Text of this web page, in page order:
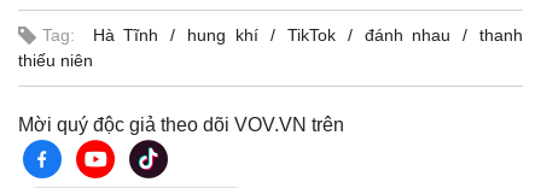
Tag: Hà Tĩnh hung khí TikTok đánh nhau
thanh
thiếu niên
Mời quý độc giả theo dõi VOV.VN trên